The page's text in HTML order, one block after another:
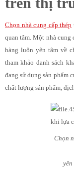
Chọn nhà cung cấp thép
quan tâm. Một nhà cung
hàng luôn yên tâm về
tham khảo danh sách
đang sử dụng sản phẩm
chất lượng sản phẩm,
Chọn